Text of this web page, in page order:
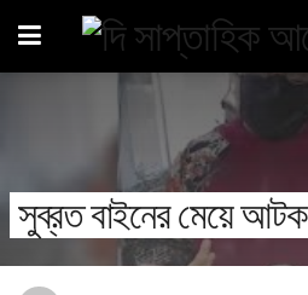
সুব্রত বাইনের মেয়ে আটক